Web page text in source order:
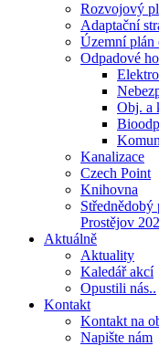
Rozvojový
Adaptační
Územní plán
Odpadové
Obj. a
Kanalizace
Czech Point
Knihovna
Prostějov
Aktuálně
Aktuality
Kaledář akcí
Opustili nás..
Kontakt
Kontakt na
Napište nám